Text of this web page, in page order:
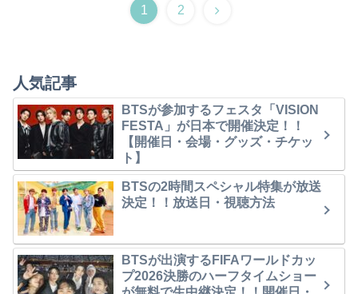
1 2
人気記事
BTSが参加するフェスタ「VISION
FESTA」が日本で開催決定！！
【開催日・会場・グッズ・チケッ
ト】
BTSの2時間スペシャル特集が放送
決定！！放送日・視聴方法
BTSが出演するFIFAワールドカッ
プ2026決勝のハーフタイムショー